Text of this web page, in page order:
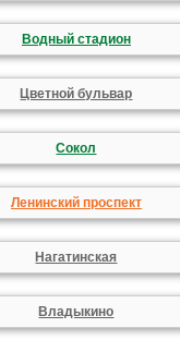
Водный стадион
Цветной бульвар
Сокол
Ленинский проспект
Нагатинская
Владыкино